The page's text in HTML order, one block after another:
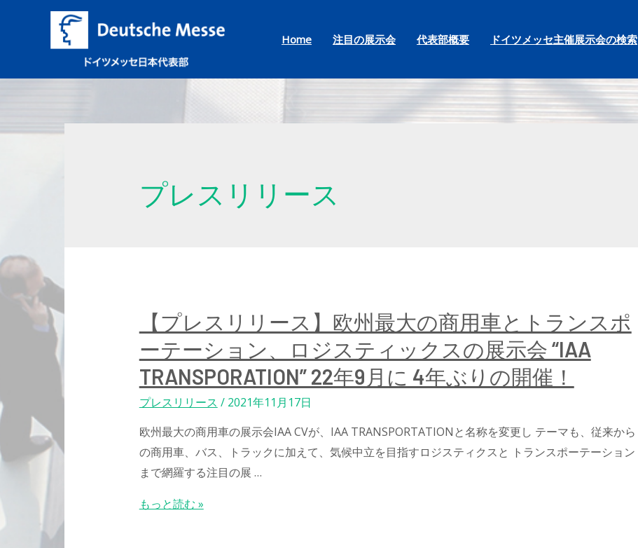
Home 注目の展示会 代表部概要 ドイツメッセ主催展示会の検索
プレスリリース
【プレスリリース】欧州最大の商用車とトランスポ
ーテーション、ロジスティックスの展示会 “IAA
TRANSPORATION” 22年9月に 4年ぶりの開催！
プレスリリース / 2021年11月17日
欧州最大の商用車の展示会IAA CVが、IAA TRANSPORTATIONと名称を変更し テーマも、従来から
の商用車、バス、トラックに加えて、気候中立を目指すロジスティクスと トランスポーテーション
まで網羅する注目の展 …
【プ
もっと読む »